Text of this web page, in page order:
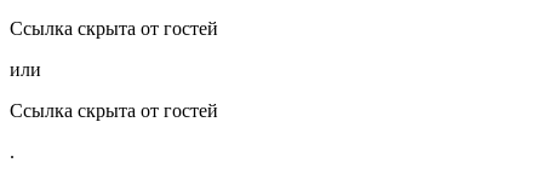
Ссылка скрыта от гостей
или
Ссылка скрыта от гостей
.